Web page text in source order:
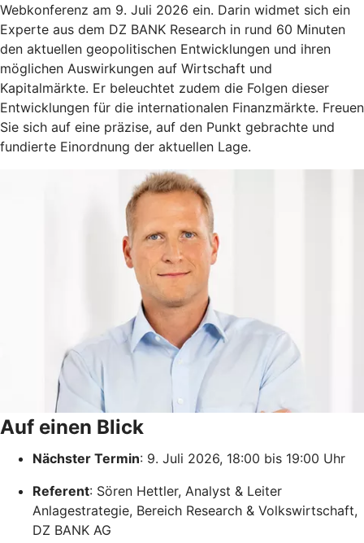
Webkonferenz am 9. Juli 2026 ein. Darin widmet sich ein
Experte aus dem DZ BANK Research in rund 60 Minuten
den aktuellen geopolitischen Entwicklungen und ihren
möglichen Auswirkungen auf Wirtschaft und
Kapitalmärkte. Er beleuchtet zudem die Folgen dieser
Entwicklungen für die internationalen Finanzmärkte. Freuen
Sie sich auf eine präzise, auf den Punkt gebrachte und
fundierte Einordnung der aktuellen Lage.
Auf einen Blick
Nächster Termin: 9. Juli 2026, 18:00 bis 19:00 Uhr
Referent: Sören Hettler, Analyst & Leiter
Anlagestrategie, Bereich Research & Volkswirtschaft,
DZ BANK AG